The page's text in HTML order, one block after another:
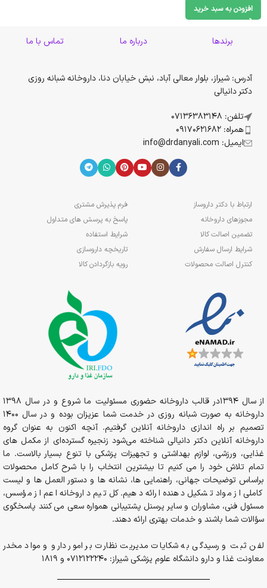
افزودن به سبد خرید
برندها درباره ما تماس با ما
آدرس: شیراز، بلوار معالی آباد، نبش خیابان دنا، داروخانه شبانه روزی
دکتر دانیالی
تلفن: 07136383148
همراه: 09170621682
ایمیل: info@drdanyali.com
ارتباط با دکتر داروساز
مجوزهای داروخانه
تضمین اصالت کالا
شرایط ارسال سفارش
کنترل اصالت محصولات
فرم پذیرش مشتری
پاسخ به پرسش های متداول
شرایط استفاده
تاریخچه داروسازی
رویه بازگردادن کالا
از سال 1394در قالب داروخانه حضوری مسئولیت ما شروع و در سال 1398
داروخانه به صورت شبانه روزی در خدمت شما عزیزان بوده و در سال 1400
تصمیم بر راه اندازی داروخانه آنلاین گرفتیم. آنچه اکنون به عنوان گروه
داروخانه آنلاین دکتر دانیالی شناخته می‌شود زنجیره گسترده‌ای از مکمل های
غذایی، ورزشی، لوازم بهداشتی و تجهیزات پزشکی با تنوع بسیار بالاست. ما
تمام تلاش خود را می کنیم تا بیشترین انتخاب را با شرح کامل محصولات
براساس توضیحات جهانی، راهنمایی ها، نشانه ها و دستور العمل ها و لیست
کاملی از مواد تشکیل دهنده ارائه دهیم. کل تیم داروخانه اعم از مؤسس،
مسئول فنی، مشاوران و سایر پرسنل پشتیبانی همواره سعی می کنند پاسخگوی
سؤالات شما باشند و خدمات بهتری ارائه دهند.
لفن ثبت و رسیدگی به شکایات مدیریت نظارت بر امور دارو و مواد مخدر
معاونت غذا و دارو دانشگاه علوم پزشکی شیراز: 0712122240 و 1819